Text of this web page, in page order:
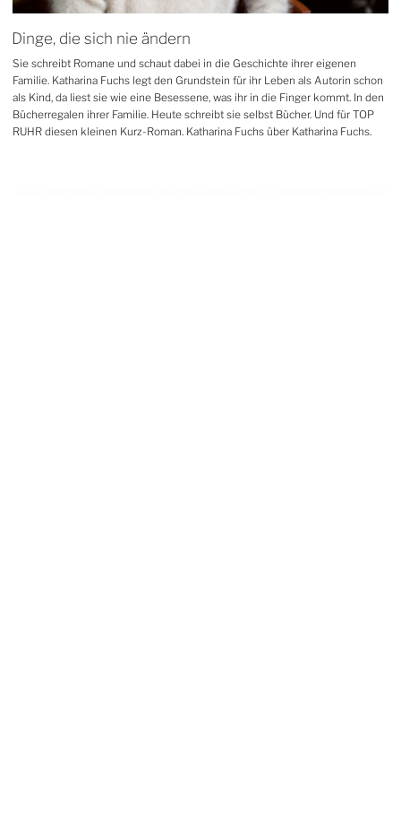
Dinge, die sich nie ändern
Sie schreibt Romane und schaut dabei in die Geschichte ihrer eigenen
Familie. Katharina Fuchs legt den Grundstein für ihr Leben als Autorin schon
als Kind, da liest sie wie eine Besessene, was ihr in die Finger kommt. In den
Bücherregalen ihrer Familie. Heute schreibt sie selbst Bücher. Und für TOP
RUHR diesen kleinen Kurz-Roman. Katharina Fuchs über Katharina Fuchs.